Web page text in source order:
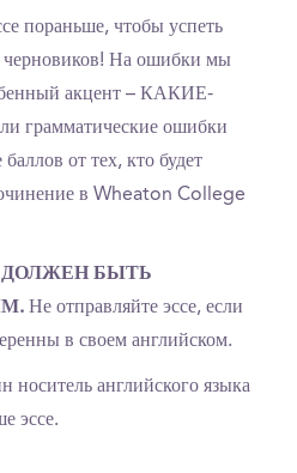
пораньше, чтобы успеть
черновиков! На ошибки мы
акцент – КАКИЕ-
грамматические ошибки
от тех, кто будет
в Wheaton College
ДОЛЖЕН БЫТЬ
Не отправляйте эссе, если
в своем английском.
носитель английского языка
эссе.